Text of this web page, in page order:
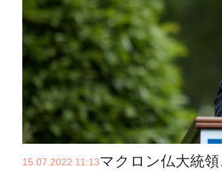
15.07.2022 11:13マクロン仏大統